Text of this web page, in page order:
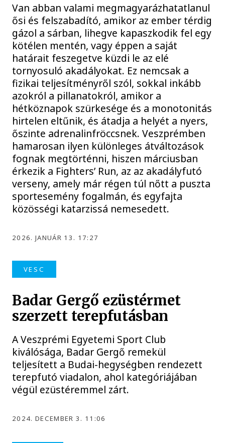
Van abban valami megmagyarázhatatlanul
ősi és felszabadító, amikor az ember térdig
gázol a sárban, lihegve kapaszkodik fel egy
kötélen mentén, vagy éppen a saját
határait feszegetve küzdi le az elé
tornyosuló akadályokat. Ez nemcsak a
fizikai teljesítményről szól, sokkal inkább
azokról a pillanatokról, amikor a
hétköznapok szürkesége és a monotonitás
hirtelen eltűnik, és átadja a helyét a nyers,
őszinte adrenalinfröccsnek. Veszprémben
hamarosan ilyen különleges átváltozások
fognak megtörténni, hiszen márciusban
érkezik a Fighters’ Run, az az akadályfutó
verseny, amely már régen túl nőtt a puszta
sportesemény fogalmán, és egyfajta
közösségi katarzissá nemesedett.
2026. JANUÁR 13. 17:27
VESC
Badar Gergő ezüstérmet
szerzett terepfutásban
A Veszprémi Egyetemi Sport Club
kiválósága, Badar Gergő remekül
teljesített a Budai-hegységben rendezett
terepfutó viadalon, ahol kategóriájában
végül ezüstéremmel zárt.
2024. DECEMBER 3. 11:06